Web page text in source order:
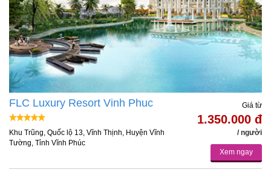
FLC Luxury Resort Vinh Phuc
Khu Trũng, Quốc lộ 13, Vĩnh Thịnh, Huyện Vĩnh
Tường, Tỉnh Vĩnh Phúc
Giá từ
1.350.000 đ
/ người
Xem ngay